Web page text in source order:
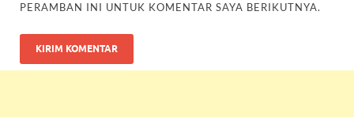
PERAMBAN INI UNTUK KOMENTAR SAYA BERIKUTNYA.